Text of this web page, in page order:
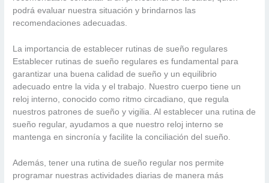
podrá evaluar nuestra situación y brindarnos las
recomendaciones adecuadas.
La importancia de establecer rutinas de sueño regulares
Establecer rutinas de sueño regulares es fundamental para
garantizar una buena calidad de sueño y un equilibrio
adecuado entre la vida y el trabajo. Nuestro cuerpo tiene un
reloj interno, conocido como ritmo circadiano, que regula
nuestros patrones de sueño y vigilia. Al establecer una rutina de
sueño regular, ayudamos a que nuestro reloj interno se
mantenga en sincronía y facilite la conciliación del sueño.
Además, tener una rutina de sueño regular nos permite
programar nuestras actividades diarias de manera más